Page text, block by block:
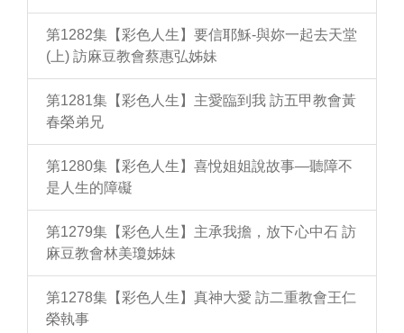
第1282集【彩色人生】要信耶穌-與妳一起去天堂
(上) 訪麻豆教會蔡惠弘姊妹
第1281集【彩色人生】主愛臨到我 訪五甲教會黃
春榮弟兄
第1280集【彩色人生】喜悅姐姐說故事—聽障不
是人生的障礙
第1279集【彩色人生】主承我擔，放下心中石 訪
麻豆教會林美瓊姊妹
第1278集【彩色人生】真神大愛 訪二重教會王仁
榮執事